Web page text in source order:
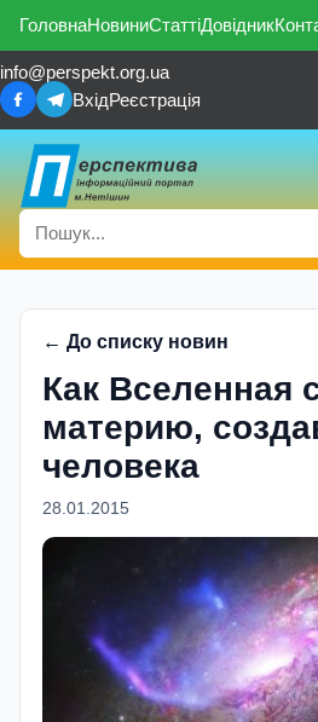
ГоловнаНовиниСтаттіДовідник
info@perspekt.org.ua
ВхідРеєстрація
← До списку новин
Как Вселенная
материю,
человека
28.01.2015